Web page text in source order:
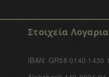
Στοιχεία
IBAN: GR58 0140 1430